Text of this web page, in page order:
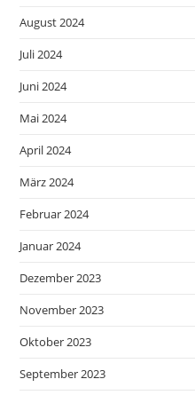
August 2024
Juli 2024
Juni 2024
Mai 2024
April 2024
März 2024
Februar 2024
Januar 2024
Dezember 2023
November 2023
Oktober 2023
September 2023